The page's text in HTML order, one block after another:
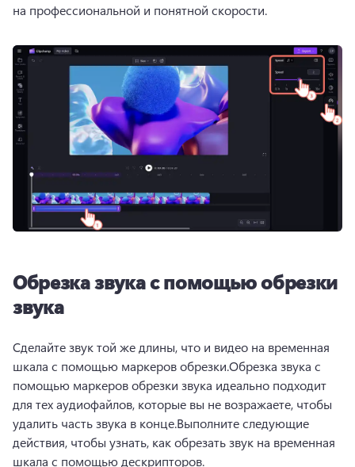
на профессиональной и понятной скорости.
Обрезка звука с помощью обрезки
звука
Сделайте звук той же длины, что и видео на временная
шкала с помощью маркеров обрезки.Обрезка звука с
помощью маркеров обрезки звука идеально подходит
для тех аудиофайлов, которые вы не возражаете, чтобы
удалить часть звука в конце.Выполните следующие
действия, чтобы узнать, как обрезать звук на временная
шкала с помощью дескрипторов.